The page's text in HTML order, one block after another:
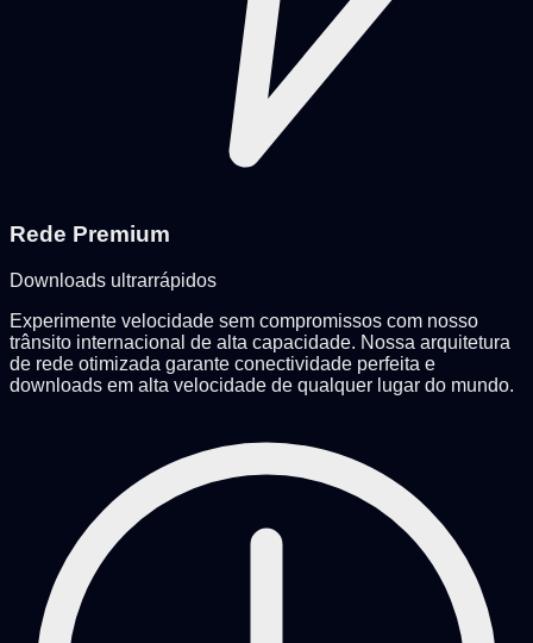
Rede Premium
Downloads ultrarrápidos
Experimente velocidade sem compromissos com nosso
trânsito internacional de alta capacidade. Nossa arquitetura
de rede otimizada garante conectividade perfeita e
downloads em alta velocidade de qualquer lugar do mundo.